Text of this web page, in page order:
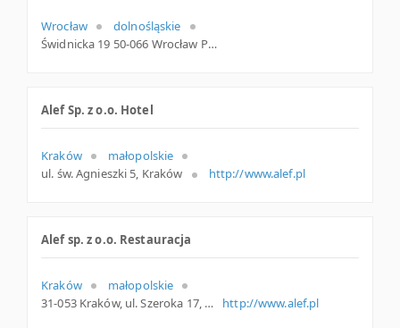
Wrocław
dolnośląskie
Świdnicka 19 50-066 Wrocław Polska
Alef Sp. z o.o. Hotel
Kraków
małopolskie
ul. św. Agnieszki 5, Kraków
http://www.alef.pl
Alef sp. z o.o. Restauracja
Kraków
małopolskie
31-053 Kraków, ul. Szeroka 17, małopolskie
http://www.alef.pl